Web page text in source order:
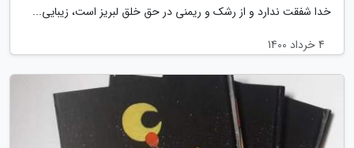
خدا شفقت ندارد و از رشک و ریمنی در حق خلق لبریز است، زیبایی...
4 خرداد 1400